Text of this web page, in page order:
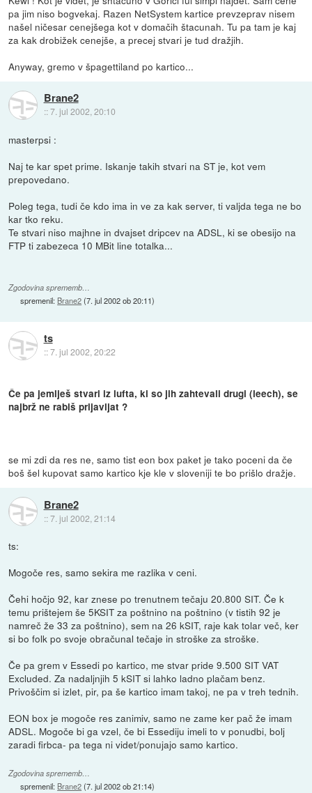
pa jim niso bogvekaj. Razen NetSystem kartice prevzeprav nisem
našel ničesar cenejšega kot v domačih štacunah. Tu pa tam je kaj
za kak drobižek cenejše, a precej stvari je tud dražjih.
Anyway, gremo v špagettiland po kartico...
Brane2
::7. jul 2002, 20:10
masterpsi :
Naj te kar spet prime. Iskanje takih stvari na ST je, kot vem
prepovedano.
Poleg tega, tudi če kdo ima in ve za kak server, ti valjda tega ne bo
kar tko reku.
Te stvari niso majhne in dvajset dripcev na ADSL, ki se obesijo na
FTP ti zabezeca 10 MBit line totalka...
Zgodovina sprememb…
spremenil: Brane2(7. jul 2002 ob 20:11)
ts
::7. jul 2002, 20:22
Če pa jemlješ stvari iz lufta, ki so jih zahtevali drugi (leech), se
najbrž ne rabiš prijavljat ?
se mi zdi da res ne, samo tist eon box paket je tako poceni da če
boš šel kupovat samo kartico kje kle v sloveniji te bo prišlo dražje.
Brane2
::7. jul 2002, 21:14
ts:
Mogoče res, samo sekira me razlika v ceni.
Čehi hočjo 92, kar znese po trenutnem tečaju 20.800 SIT. Če k
temu prištejem še 5KSIT za poštnino na poštnino (v tistih 92 je
namreč že 33 za poštnino), sem na 26 kSIT, raje kak tolar več, ker
si bo folk po svoje obračunal tečaje in stroške za stroške.
Če pa grem v Essedi po kartico, me stvar pride 9.500 SIT VAT
Excluded. Za nadaljnjih 5 kSIT si lahko ladno plačam benz.
Privoščim si izlet, pir, pa še kartico imam takoj, ne pa v treh tednih.
EON box je mogoče res zanimiv, samo ne zame ker pač že imam
ADSL. Mogoče bi ga vzel, če bi Essediju imeli to v ponudbi, bolj
zaradi firbca- pa tega ni videt/ponujajo samo kartico.
Zgodovina sprememb…
spremenil: Brane2(7. jul 2002 ob 21:14)